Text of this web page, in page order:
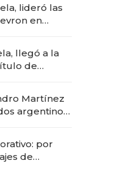
lideró las
en
llegó a la
de
Martínez
argentinos
por
de